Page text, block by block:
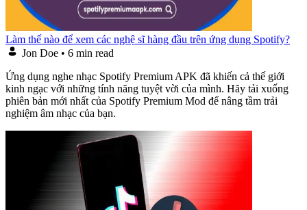
Làm thế nào để xem các nghệ sĩ hàng đầu trên ứng dụng Spotify?
Jon Doe • 6 min read
Ứng dụng nghe nhạc Spotify Premium APK đã khiến cả thế giới
kinh ngạc với những tính năng tuyệt vời của mình. Hãy tải xuống
phiên bản mới nhất của Spotify Premium Mod để nâng tầm trải
nghiệm âm nhạc của bạn.